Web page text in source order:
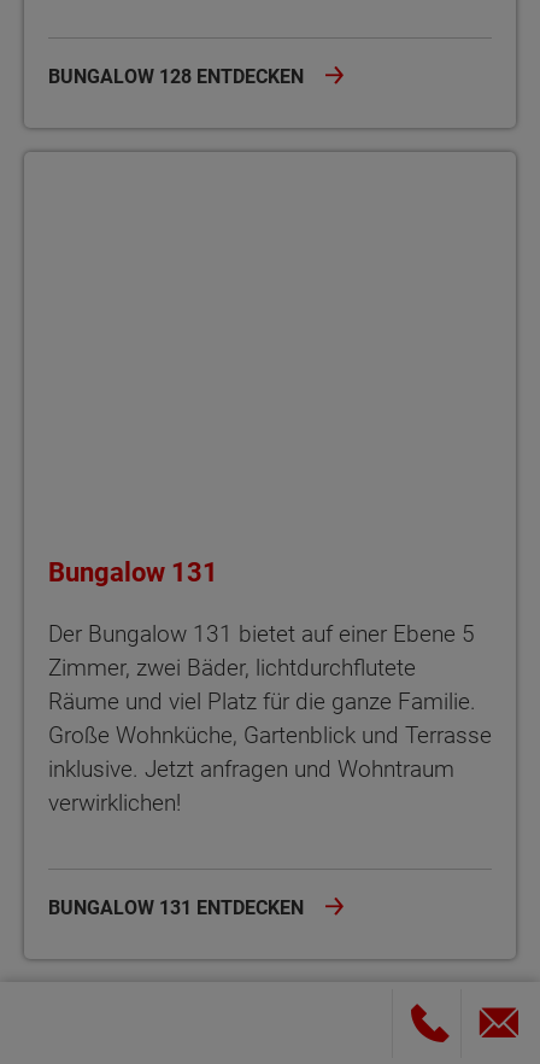
BUNGALOW 128 ENTDECKEN
Bungalow 131
Der Bungalow 131 bietet auf einer Ebene 5
Zimmer, zwei Bäder, lichtdurchflutete
Räume und viel Platz für die ganze Familie.
Große Wohnküche, Gartenblick und Terrasse
inklusive. Jetzt anfragen und Wohntraum
verwirklichen!
BUNGALOW 131 ENTDECKEN